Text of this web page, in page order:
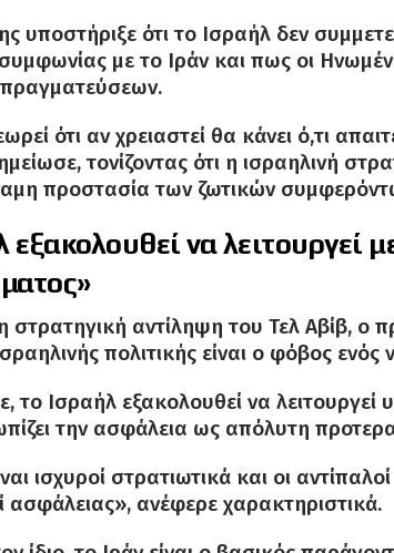
υποστήριξε ότι το Ισραήλ δεν
με το Ιράν και πως οι
ότι αν χρειαστεί θα κάνει ό,τι
τονίζοντας ότι η ισραηλινή
προστασία των ζωτικών
εξακολουθεί να λειτουργεί
στρατηγική αντίληψη του Τελ Αβίβ, ο
πολιτικής είναι ο φόβος
το Ισραήλ εξακολουθεί να λειτουργεί
την ασφάλεια ως απόλυτη
ισχυροί στρατιωτικά και οι
ασφάλειας», ανέφερε χαρακτηριστικά.